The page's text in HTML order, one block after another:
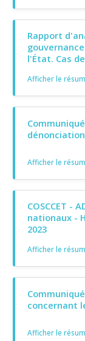
Rapport
l'État. Cas de
Afficher le
Afficher le
COSCCET -
nationaux -
2023
Afficher le
concernant
Afficher le